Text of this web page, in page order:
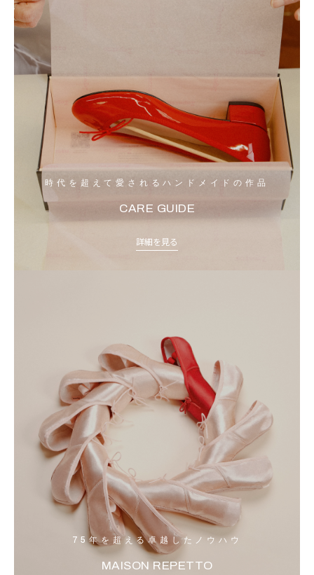
時代を超えて愛されるハンドメイドの作品
CARE GUIDE
詳細を見る
75年を超える卓越したノウハウ
MAISON REPETTO